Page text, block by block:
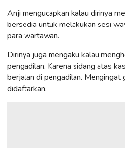
Anji mengucapkan kalau dirinya
bersedia untuk melakukan sesi
para wartawan.
Dirinya juga mengaku kalau
pengadilan. Karena sidang atas
berjalan di pengadilan. Mengingat
didaftarkan.